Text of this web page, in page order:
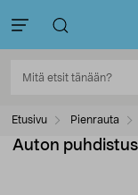
Etusivu Pienrauta
Auton